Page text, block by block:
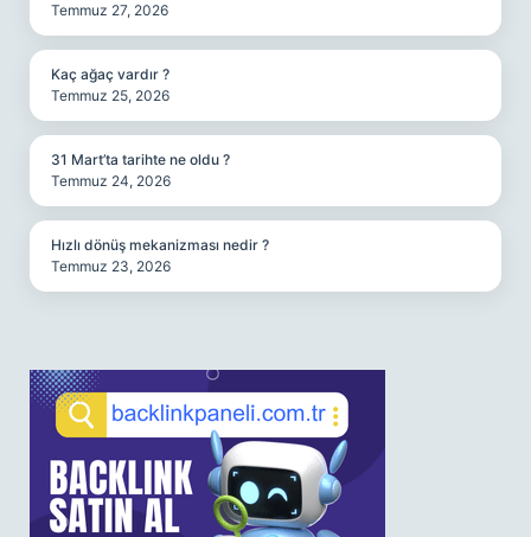
Temmuz 27, 2026
Kaç ağaç vardır ?
Temmuz 25, 2026
31 Mart’ta tarihte ne oldu ?
Temmuz 24, 2026
Hızlı dönüş mekanizması nedir ?
Temmuz 23, 2026